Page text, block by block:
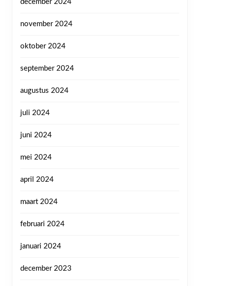
december 2024
november 2024
oktober 2024
september 2024
augustus 2024
juli 2024
juni 2024
mei 2024
april 2024
maart 2024
februari 2024
januari 2024
december 2023